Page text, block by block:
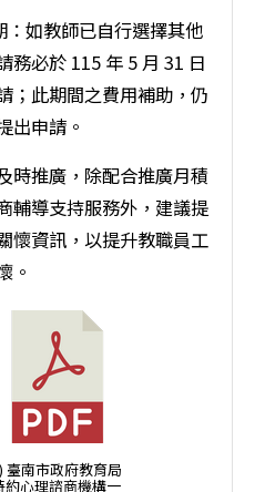
如教師已自行選擇其他
務必於 115 年 5 月 31 日
；此期間之費用補助，仍
出申請。
時推廣，除配合推廣月積
輔導支持服務外，建議提
懷資訊，以提升教職員工
。
臺南市政府教育局
約心理諮商機構一